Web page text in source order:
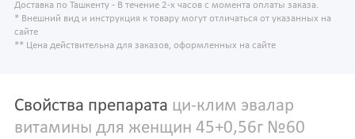
Доставка по Ташкенту - В течение 2-х часов с момента оплаты заказа.
* Внешний вид и инструкция к товару могут отличаться от указанных на
сайте
** Цена действительна для заказов, оформленных на сайте
Свойства препарата ци-клим эвалар
витамины для женщин 45+0,56г №60